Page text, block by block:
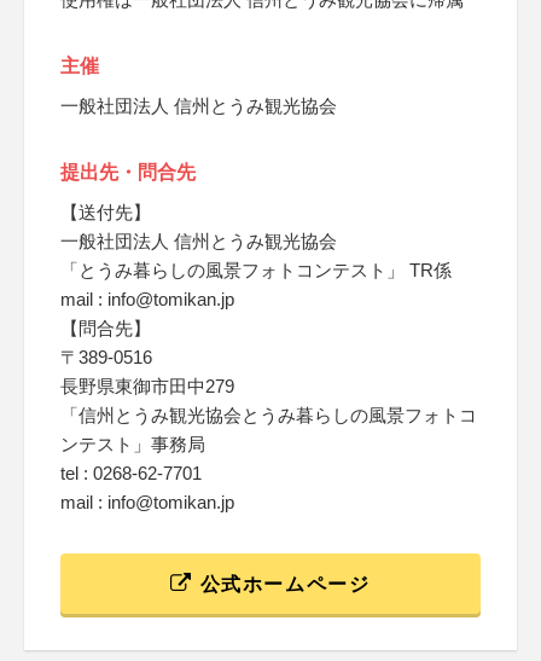
主催
一般社団法人 信州とうみ観光協会
提出先・問合先
【送付先】
一般社団法人 信州とうみ観光協会
「とうみ暮らしの風景フォトコンテスト」 TR係
mail : info@tomikan.jp
【問合先】
〒389-0516
長野県東御市田中279
「信州とうみ観光協会とうみ暮らしの風景フォトコ
ンテスト」事務局
tel : 0268-62-7701
mail : info@tomikan.jp
公式ホームページ